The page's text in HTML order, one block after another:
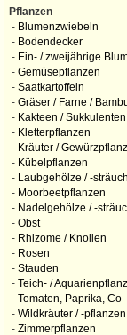
Pflanzen
- Blumenzwiebeln
- Bodendecker
- Ein- / zweijährige
- Gemüsepflanzen
- Saatkartoffeln
- Gräser / Farne /
- Kakteen / Sukkulenten
- Kletterpflanzen
- Kräuter /
- Kübelpflanzen
-
Laubgehölze / -
- Moorbeetpflanzen
- Nadelgehölze / -
- Obst
- Rhizome / Knollen
- Rosen
- Stauden
- Teich- /
- Tomaten, Paprika, Co
- Wildkräuter / -pflanzen
- Zimmerpflanzen